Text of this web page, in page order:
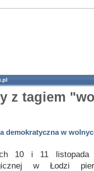
z tagiem
demokratyczna w
10 i 11 listopada
w Łodzi